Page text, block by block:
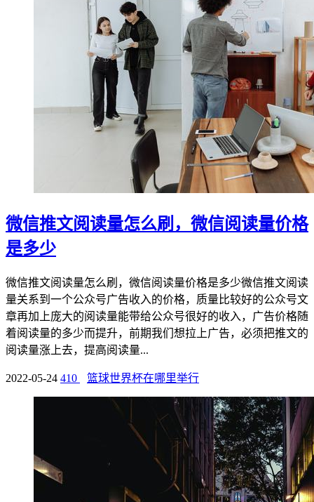
微信推文阅读量怎么刷，微信阅读量价格
是多少
微信推文阅读量怎么刷，微信阅读量价格是多少微信推文阅读
量关系到一个公众号广告收入的价格，质量比较好的公众号文
章再加上庞大的阅读量能带给公众号很好的收入，广告价格随
着阅读量的多少而提升，前期我们想拉上广告，必须把推文的
阅读量涨上去，提高阅读量...
2022-05-24 410 篮球世界杯在哪里举行